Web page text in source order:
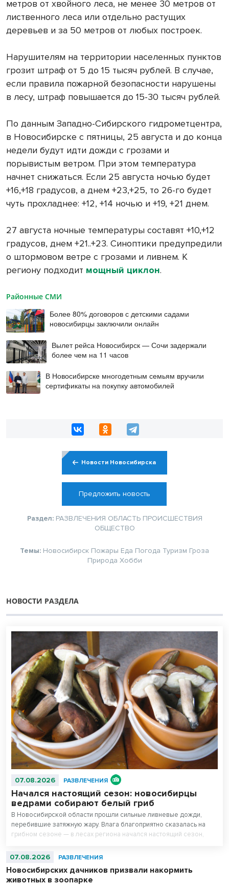
метров от хвойного леса, не менее 30 метров от
лиственного леса или отдельно растущих
деревьев и за 50 метров от любых построек.
Нарушителям на территории населенных пунктов
грозит штраф от 5 до 15 тысяч рублей. В случае,
если правила пожарной безопасности нарушены
в лесу, штраф повышается до 15-30 тысяч рублей.
По данным Западно-Сибирского гидрометцентра,
в Новосибирске с пятницы, 25 августа и до конца
недели будут идти дожди с грозами и
порывистым ветром. При этом температура
начнет снижаться. Если 25 августа ночью будет
+16,+18 градусов, а днем +23,+25, то 26-го будет
чуть прохладнее: +12, +14 ночью и +19, +21 днем.
27 августа ночные температуры составят +10,+12
градусов, днем +21..+23. Синоптики предупредили
о штормовом ветре с грозами и ливнем. К
региону подходит мощный циклон.
Районные СМИ
Более 80% договоров с детскими садами
новосибирцы заключили онлайн
Вылет рейса Новосибирск — Сочи задержали
более чем на 11 часов
В Новосибирске многодетным семьям вручили
сертификаты на покупку автомобилей
Новости Новосибирска
Предложить новость
Раздел: РАЗВЛЕЧЕНИЯ ОБЛАСТЬ ПРОИСШЕСТВИЯ
ОБЩЕСТВО
Темы: Новосибирск Пожары Еда Погода Туризм Гроза
Природа Хобби
НОВОСТИ РАЗДЕЛА
07.08.2026 РАЗВЛЕЧЕНИЯ
Начался настоящий сезон: новосибирцы
ведрами собирают белый гриб
В Новосибирской области прошли сильные ливневые дожди,
перебившие затяжную жару. Влага благоприятно сказалась на
грибном сезоне — в лесах региона начался настоящий сезон,
07.08.2026 РАЗВЛЕЧЕНИЯ
Новосибирских дачников призвали накормить
животных в зоопарке